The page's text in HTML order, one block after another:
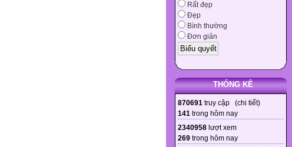
Rất đẹp
Đẹp
Bình thường
Đơn giản
THỐNG KÊ
870691 truy cập (chi tiết)
141 trong hôm nay
2340958 lượt xem
269 trong hôm nay